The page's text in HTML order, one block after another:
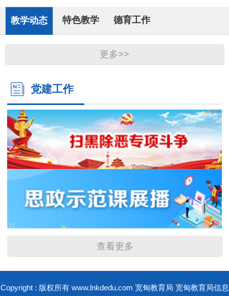
教学动态 特色教学 德育工作
更多>>
党建工作
查看更多
Copyright : 版权所有 www.lnkdedu.com 宽甸教育局 宽甸教育局信息